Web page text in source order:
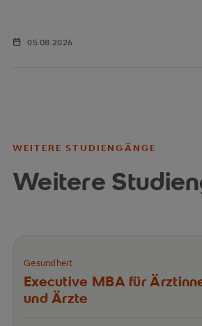
05.08.2026
WEITERE STUDIENGÄNGE
Weitere
Gesundheit
Executive MBA für
und Ärzte